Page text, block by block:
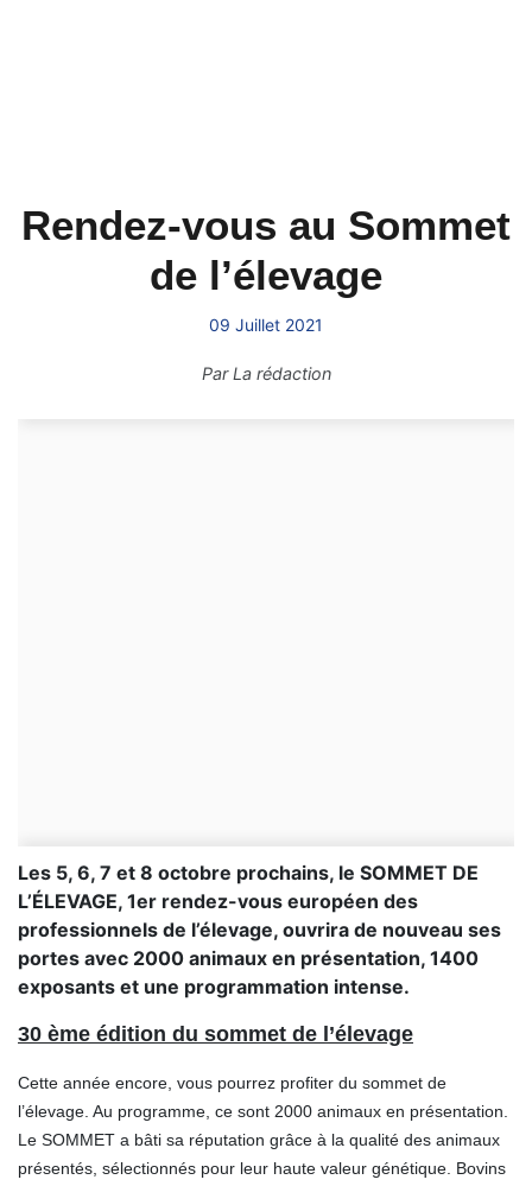
Rendez-vous au Sommet
de l’élevage
09 Juillet 2021
ParLa rédaction
Les 5, 6, 7 et 8 octobre prochains, le SOMMET DE
L’ÉLEVAGE, 1er rendez-vous européen des
professionnels de l’élevage, ouvrira de nouveau ses
portes avec 2000 animaux en présentation, 1400
exposants et une programmation intense.
30 ème édition du sommet de l’élevage
Cette année encore, vous pourrez profiter du sommet de
l’élevage. Au programme, ce sont 2000 animaux en présentation.
Le SOMMET a bâti sa réputation grâce à la qualité des animaux
présentés, sélectionnés pour leur haute valeur génétique. Bovins